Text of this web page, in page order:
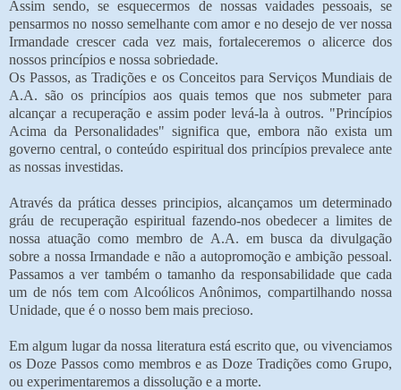
Assim sendo, se esquecermos de nossas vaidades pessoais, se
pensarmos no nosso semelhante com amor e no desejo de ver nossa
Irmandade crescer cada vez mais, fortaleceremos o alicerce dos
nossos princípios e nossa sobriedade.
Os Passos, as Tradições e os Conceitos para Serviços Mundiais de
A.A. são os princípios aos quais temos que nos submeter para
alcançar a recuperação e assim poder levá-la à outros. "Princípios
Acima da Personalidades" significa que, embora não exista um
governo central, o conteúdo espiritual dos princípios prevalece ante
as nossas investidas.
Através da prática desses principios, alcançamos um determinado
gráu de recuperação espiritual fazendo-nos obedecer a limites de
nossa atuação como membro de A.A. em busca da divulgação
sobre a nossa Irmandade e não a autopromoção e ambição pessoal.
Passamos a ver também o tamanho da responsabilidade que cada
um de nós tem com Alcoólicos Anônimos, compartilhando nossa
Unidade, que é o nosso bem mais precioso.
Em algum lugar da nossa literatura está escrito que, ou vivenciamos
os Doze Passos como membros e as Doze Tradições como Grupo,
ou experimentaremos a dissolução e a morte.